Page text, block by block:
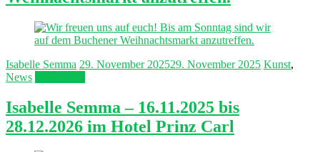
Isabelle Semma 29. November 202529. November 2025 Kunst,
News
Isabelle Semma – 16.11.2025 bis
28.12.2026 im Hotel Prinz Carl